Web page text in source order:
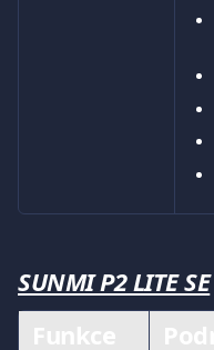
SUNMI P2 LITE SE